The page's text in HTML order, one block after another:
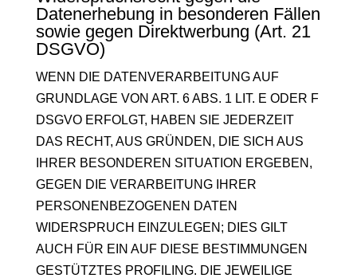
Datenerhebung in besonderen Fällen
sowie gegen Direktwerbung (Art. 21
DSGVO)
WENN DIE DATENVERARBEITUNG AUF
GRUNDLAGE VON ART. 6 ABS. 1 LIT. E ODER F
DSGVO ERFOLGT, HABEN SIE JEDERZEIT
DAS RECHT, AUS GRÜNDEN, DIE SICH AUS
IHRER BESONDEREN SITUATION ERGEBEN,
GEGEN DIE VERARBEITUNG IHRER
PERSONENBEZOGENEN DATEN
WIDERSPRUCH EINZULEGEN; DIES GILT
AUCH FÜR EIN AUF DIESE BESTIMMUNGEN
GESTÜTZTES PROFILING. DIE JEWEILIGE